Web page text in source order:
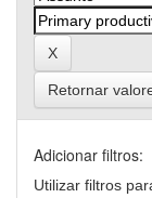
Retornar
Adicionar filtros:
Utilizar filtros